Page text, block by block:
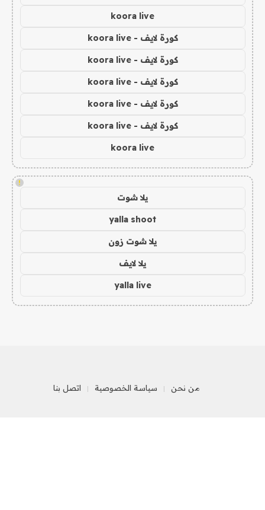
koora live
كورة لايف - koora live
كورة لايف - koora live
كورة لايف - koora live
كورة لايف - koora live
كورة لايف - koora live
koora live
!
يلا شوت
yalla shoot
يلا شوت زون
يلا لايف
yalla live
من نحن سياسة الخصوصية اتصل بنا